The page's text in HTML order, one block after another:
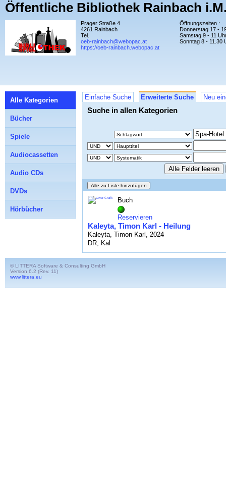
Öffentliche Bibliothek Rainbach
Prager Straße 4
4261 Rainbach
Tel.
oeb-rainbach@webopac.at
https://oeb-rainbach.webopac.at
Öffnungszeiten :
Donnerstag 17 -
Samstag 9 - 11
Sonntag 8 - 11.30
Einfache Suche Erweiterte Suche Neu
Suche in allen Kategorien
Buch
Reservieren
Kaleyta, Timon Karl - Heilung
Kaleyta, Timon Karl, 2024
DR, Kal
Alle Kategorien
Bücher
Spiele
Audiocassetten
Audio CDs
DVDs
Hörbücher
© LITTERA Software & Consulting GmbH
Version 6.2 (Rev. 11)
www.littera.eu